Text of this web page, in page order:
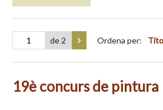
de 2 Ordena per:
19è concurs de